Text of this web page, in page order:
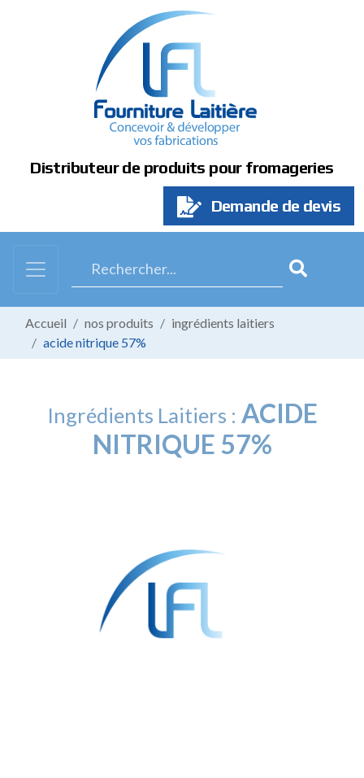
Distributeur de produits pour fromageries
Demande de devis
Accueil nos produits
ingrédients laitiers
acide nitrique 57%
Ingrédients Laitiers : ACIDE
NITRIQUE 57%
Panneau de gestion des cookies